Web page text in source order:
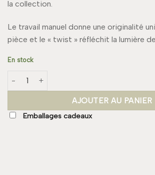
la collection.
Le travail manuel donne une originalité
pièce et le « twist » réfléchit la lumière
En stock
AJOUTER AU PANIER
Emballages cadeaux